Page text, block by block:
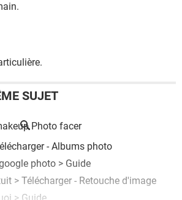
SUJET
Photo facer
- Albums photo
photo > Guide
> Télécharger - Retouche d'image